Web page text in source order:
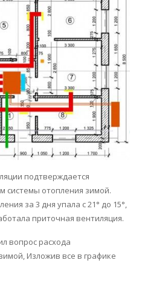
подтверждается
системы отопления зимой.
за 3 дня упала с 21° до 15°,
приточная вентиляция.
вопрос расхода
Изложив все в графике